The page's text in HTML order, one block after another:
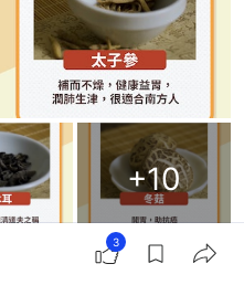
+10
3